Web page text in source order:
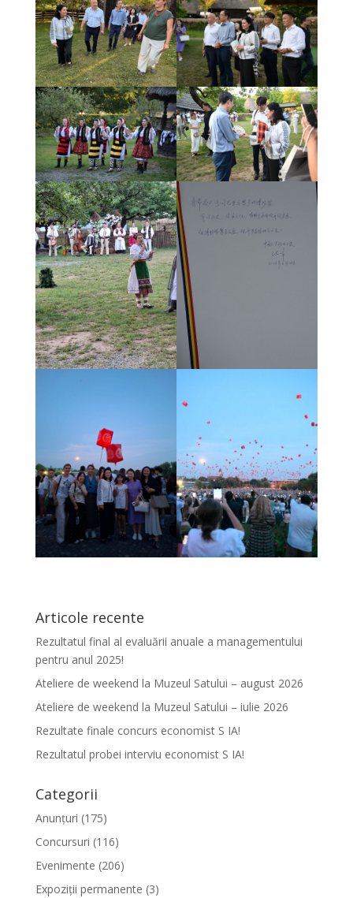
Articole recente
Rezultatul final al evaluării anuale a managementului
pentru anul 2025!
Ateliere de weekend la Muzeul Satului – august 2026
Ateliere de weekend la Muzeul Satului – iulie 2026
Rezultate finale concurs economist S IA!
Rezultatul probei interviu economist S IA!
Categorii
Anunțuri (175)
Concursuri (116)
Evenimente (206)
Expoziții permanente (3)